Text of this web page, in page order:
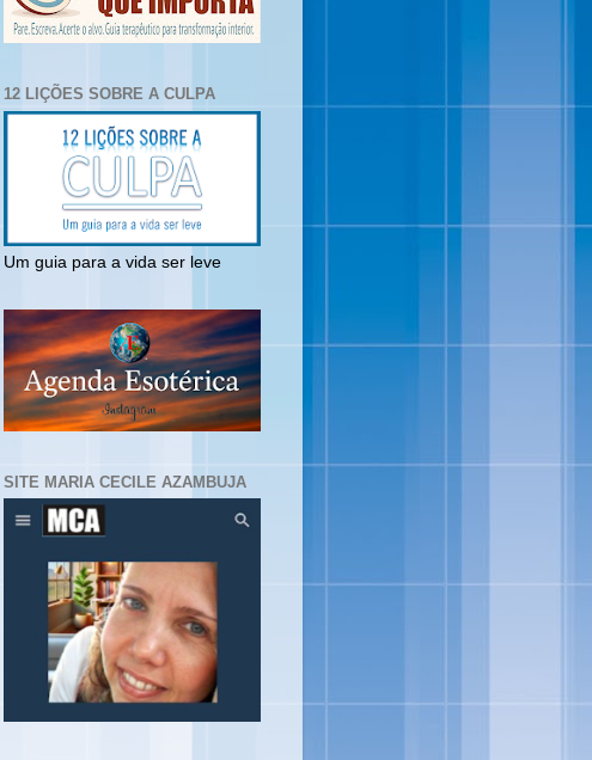
12 LIÇÕES SOBRE A CULPA
Um guia para a vida ser leve
SITE MARIA CECILE AZAMBUJA